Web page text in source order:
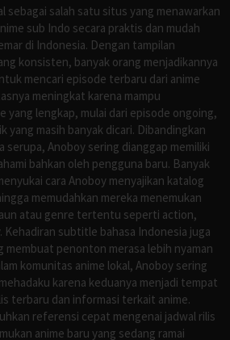
sebagai salah satu situs yang menawarkan
sub Indo secara praktis dan mudah
di Indonesia. Dengan tampilan
konsisten, banyak orang menjadikannya
mencari episode terbaru dari anime
meningkat karena mampu
yang lengkap, mulai dari episode ongoing,
yang masih banyak dicari. Dibandingkan
serupa, Anoboy sering dianggap memiliki
bahkan oleh pengguna baru. Banyak
cara Anoboy menyajikan katalog
memudahkan mereka menemukan
atau genre tertentu seperti action,
Kehadiran subtitle bahasa Indonesia juga
membuat penonton merasa lebih nyaman
komunitas anime lokal, Anoboy sering
karena keduanya menjadi tempat
terbaru dan informasi terkait anime.
referensi cepat mengenai jadwal rilis
anime baru yang sedang ramai